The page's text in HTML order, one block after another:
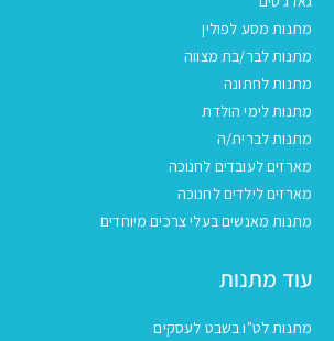
מתנות מסע לפולין
מתנות לבר/בת מצווה
מתנות לחתונה
מתנות לימי הולדת
מתנות לברית/ה
מארזים לעובדים לחנוכה
מארזים לילדים לחנוכה
מתנות מאנשים בעלי צרכים מיוחדים
עוד מתנות
מתנות לט"ו בשבט לעסקים